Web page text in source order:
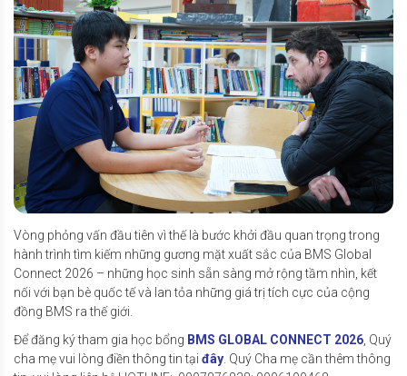
Vòng phỏng vấn đầu tiên vì thế là bước khởi đầu quan trọng trong
hành trình tìm kiếm những gương mặt xuất sắc của BMS Global
Connect 2026 – những học sinh sẵn sàng mở rộng tầm nhìn, kết
nối với bạn bè quốc tế và lan tỏa những giá trị tích cực của cộng
đồng BMS ra thế giới.
Để đăng ký tham gia học bổng BMS GLOBAL CONNECT 2026 , Quý
cha mẹ vui lòng điền thông tin tại đây . Quý Cha mẹ cần thêm thông